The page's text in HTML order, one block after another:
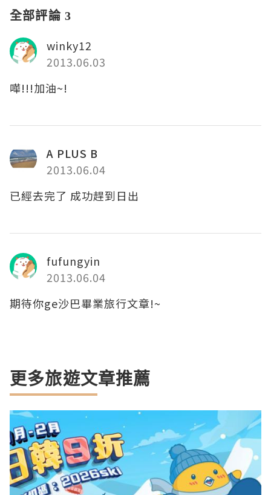
全部評論 3
winky12
2013.06.03
嘩!!!加油~!
A PLUS B
2013.06.04
已經去完了 成功趕到日出
fufungyin
2013.06.04
期待你ge沙巴畢業旅行文章!~
更多旅遊文章推薦